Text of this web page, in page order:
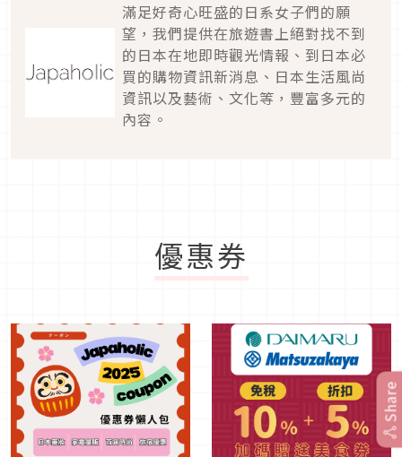
滿足好奇心旺盛的日系女子們的願
望，我們提供在旅遊書上絕對找不到
的日本在地即時觀光情報、到日本必
買的購物資訊新消息、日本生活風尚
資訊以及藝術、文化等，豐富多元的
內容。
優惠券
Share